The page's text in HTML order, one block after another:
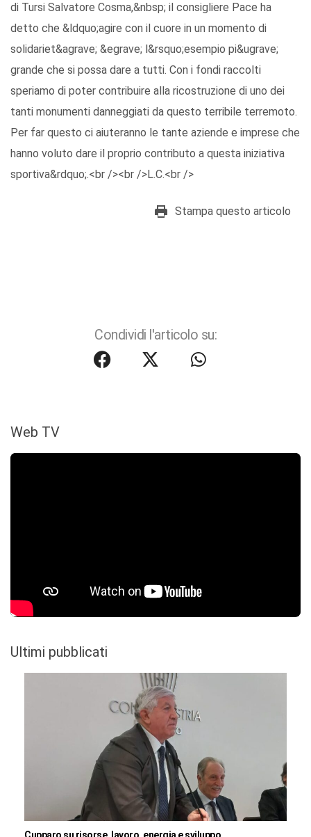
di Tursi Salvatore Cosma,&nbsp; il consigliere Pace ha
detto che &ldquo;agire con il cuore in un momento di
solidariet&agrave; &egrave; l&rsquo;esempio pi&ugrave;
grande che si possa dare a tutti. Con i fondi raccolti
speriamo di poter contribuire alla ricostruzione di uno dei
tanti monumenti danneggiati da questo terribile terremoto.
Per far questo ci aiuteranno le tante aziende e imprese che
hanno voluto dare il proprio contributo a questa iniziativa
sportiva&rdquo;.<br /><br />L.C.<br />
Stampa questo articolo
Condividi l'articolo su:
Web TV
Ultimi pubblicati
Cupparo su risorse, lavoro, energia e sviluppo